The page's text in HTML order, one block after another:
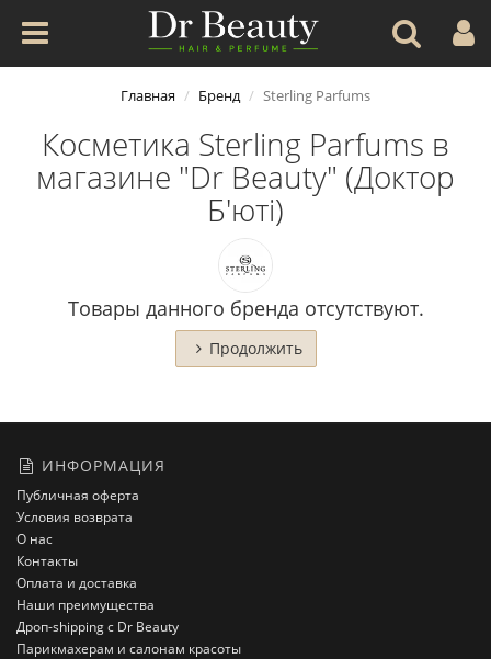
Главная Бренд Sterling Parfums
Косметика Sterling Parfums в
магазине "Dr Beauty" (Доктор
Б'юті)
Товары данного бренда отсутствуют.
Продолжить
ИНФОРМАЦИЯ
Публичная оферта
Условия возврата
О нас
Контакты
Оплата и доставка
Наши преимущества
Дроп-shipping с Dr Beauty
Парикмахерам и салонам красоты